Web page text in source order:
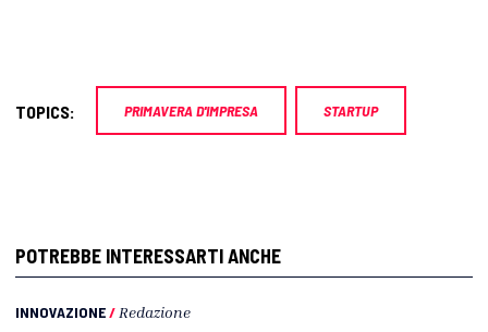
TOPICS: PRIMAVERA D'IMPRESA STARTUP
POTREBBE INTERESSARTI ANCHE
INNOVAZIONE/ Redazione